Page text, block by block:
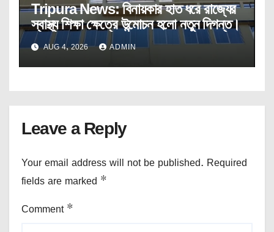
Tripura News: বিনায়কার হাত ধরে রাজ্যের
স্বাস্থ্য শিক্ষা ক্ষেত্রে উন্মোচন হলো নতুন দিগন্ত।
AUG 4, 2026 ADMIN
Leave a Reply
Your email address will not be published. Required
fields are marked *
Comment *